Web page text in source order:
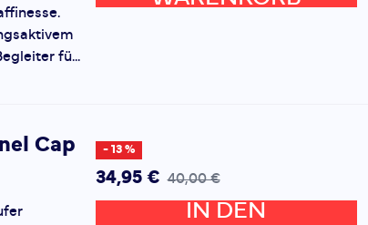
fü...
Cap - 13 %
34,95 € 40,00 €
IN DEN